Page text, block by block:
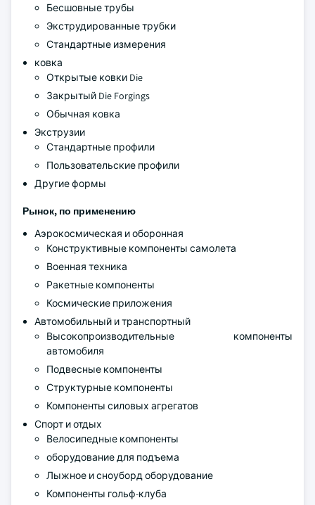
Бесшовные трубы
Экструдированные трубки
Стандартные измерения
ковка
Открытые ковки Die
Закрытый Die Forgings
Обычная ковка
Экструзии
Стандартные профили
Пользовательские профили
Другие формы
Рынок, по применению
Аэрокосмическая и оборонная
Конструктивные компоненты самолета
Военная техника
Ракетные компоненты
Космические приложения
Автомобильный и транспортный
Высокопроизводительные компоненты
автомобиля
Подвесные компоненты
Структурные компоненты
Компоненты силовых агрегатов
Спорт и отдых
Велосипедные компоненты
оборудование для подъема
Лыжное и сноуборд оборудование
Компоненты гольф-клуба